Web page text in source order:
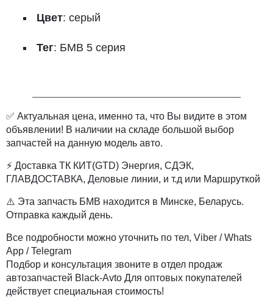
Цвет: серый
Тег: БМВ 5 серия
✅ Актуальная цена, именно та, что Вы видите в этом
объявлении! В наличии на складе большой выбор
запчастей на данную модель авто.
⚡ Доставка ТК КИТ(GTD) Энергия, СДЭК,
ГЛАВДОСТАВКА, Деловые линии, и т.д или Маршруткой
⚠️ Эта запчасть БМВ находится в Минске, Беларусь.
Отправка каждый день.
Все подробности можно уточнить по тел, Viber / Whats
App / Telegram
Подбор и консультация звоните в отдел продаж
автозапчастей Black-Avto Для оптовых покупателей
действует специальная стоимость!